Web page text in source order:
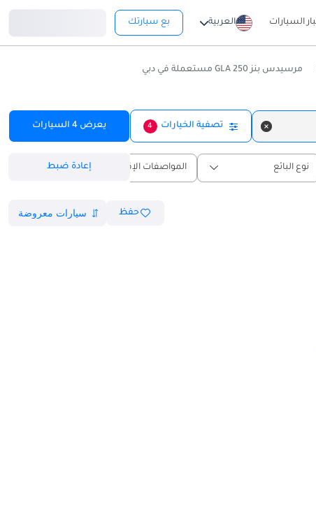
السيارات العربية بع سيارتك
مرسيدس بنز GLA 250 مستعملة في دبي
تصفية الخيارات 4 يعرض 4 السيارات
نوع البائع المواصفات الإقليمية إعادة ضبط
حفظ